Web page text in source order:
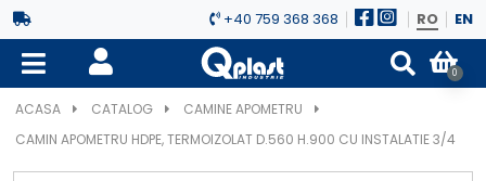
+40 759 368 368 RO EN
0
ACASA CATALOG
CAMINE APOMETRU
CAMIN APOMETRU HDPE, TERMOIZOLAT D.560 H.900 CU INSTALATIE 3/4